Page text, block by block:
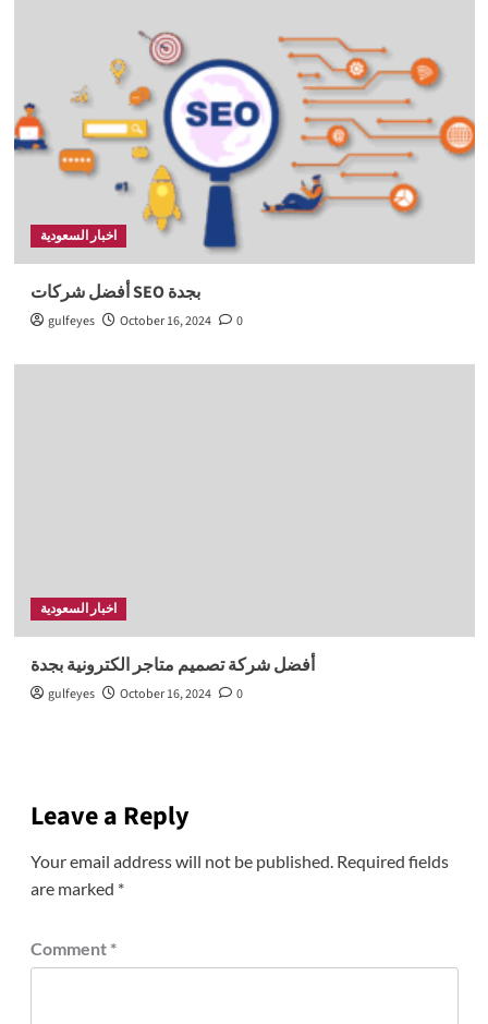
اخبار السعودية
أفضل شركات SEO بجدة
gulfeyes October 16, 2024 0
اخبار السعودية
أفضل شركة تصميم متاجر الكترونية بجدة
gulfeyes October 16, 2024 0
Leave a Reply
Your email address will not be published. Required fields
are marked *
Comment *